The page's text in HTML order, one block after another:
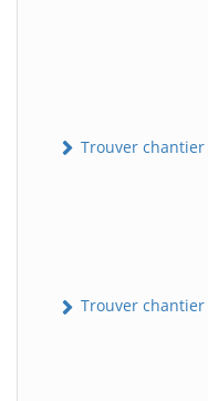
Trouver
Trouver